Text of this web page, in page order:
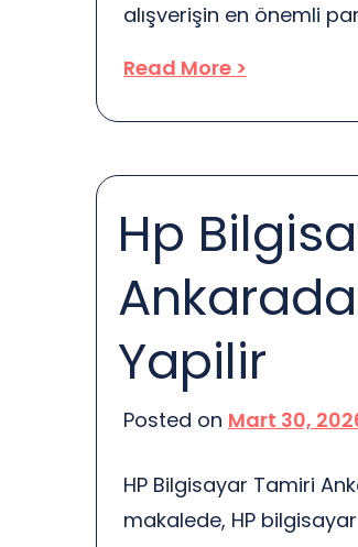
alışverişin en önemli
unsurlarıyla
oluşturma ipuçları ele
sayfanız devreye
Read More >
Hp
Yapilir
Posted on Mart 30,
HP Bilgisayar Tamiri
makalede, HP